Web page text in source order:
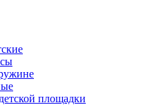
площадки